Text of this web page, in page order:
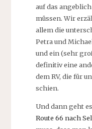
auf das
müssen. Wir
allem die
Petra und
und ein (sehr
definitiv eine
dem RV, die für
schien.
Und dann geht
Route 66 nach